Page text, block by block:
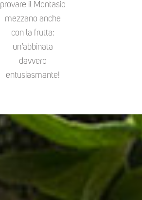
provare il Montasio
mezzano anche
con la frutta:
un’abbinata
davvero
entusiasmante!